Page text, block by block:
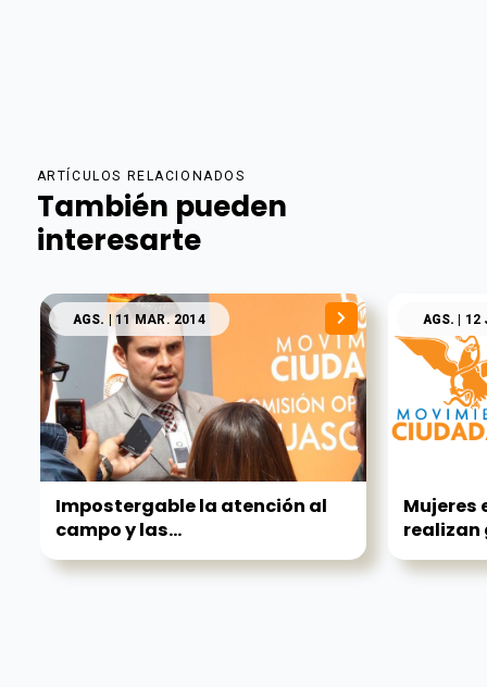
ARTÍCULOS RELACIONADOS
También pueden
interesarte
AGS. | 11 MAR. 2014
Impostergable la atención al
campo y las...
AGS. | 12
Mujeres
realizan